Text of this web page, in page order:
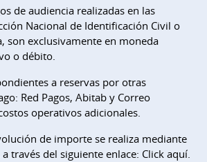
de audiencia realizadas en las
Nacional de Identificación Civil o
son exclusivamente en moneda
o débito.
a reservas por otras
Red Pagos, Abitab y Correo
operativos adicionales.
de importe se realiza mediante
través del siguiente enlace: Click aquí.